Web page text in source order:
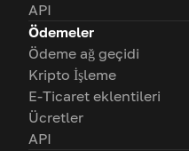
API
Ödemeler
Ödeme ağ geçidi
Kripto İşleme
E-Ticaret eklentileri
Ücretler
API